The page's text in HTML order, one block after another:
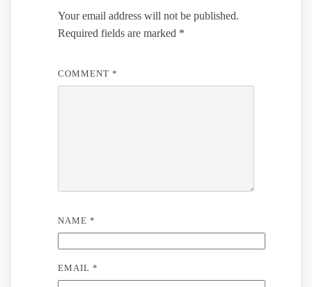
Your email address will not be published.
Required fields are marked *
COMMENT *
NAME *
EMAIL *